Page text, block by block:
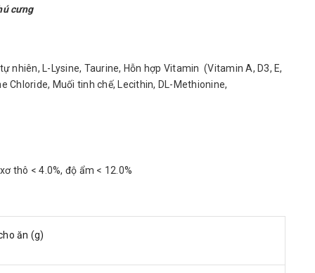
cưng
nhiên, L-Lysine, Taurine, Hỗn hợp Vitamin (Vitamin A, D3, E,
Chloride, Muối tinh chế, Lecithin, DL-Methionine,
thô < 4.0%, độ ẩm < 12.0%
ăn (g)